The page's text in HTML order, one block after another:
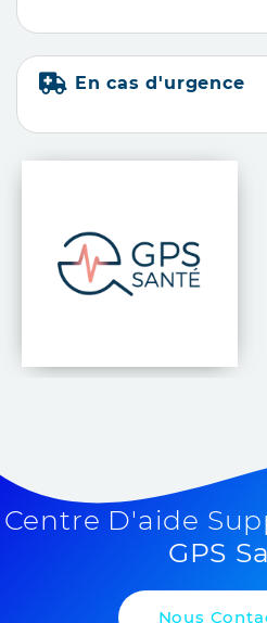
En cas d'urgence
Centre D'aide
GPS
Nous